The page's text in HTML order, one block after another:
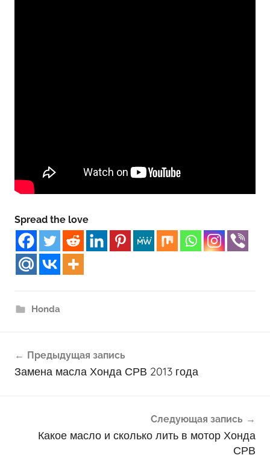
Spread the love
Honda
по
Предыдущая запись
Замена масла Хонда СРВ 2013 года
Следующая запись
Какое масло и сколько лить в мотор Хонда
СРВ